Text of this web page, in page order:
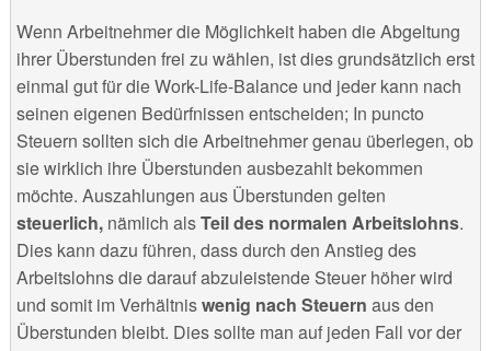
Wenn Arbeitnehmer die Möglichkeit haben die Abgeltung
ihrer Überstunden frei zu wählen, ist dies grundsätzlich erst
einmal gut für die Work-Life-Balance und jeder kann nach
seinen eigenen Bedürfnissen entscheiden; In puncto
Steuern sollten sich die Arbeitnehmer genau überlegen, ob
sie wirklich ihre Überstunden ausbezahlt bekommen
möchte. Auszahlungen aus Überstunden gelten
steuerlich, nämlich alsTeil des normalen Arbeitslohns.
Dies kann dazu führen, dass durch den Anstieg des
Arbeitslohns die darauf abzuleistende Steuer höher wird
und somit im Verhältniswenig nach Steuern aus den
Überstunden bleibt. Dies sollte man auf jeden Fall vor der